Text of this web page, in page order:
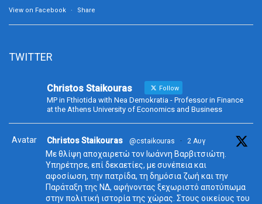
View on Facebook · Share
TWITTER
Christos Staikouras Follow
MP in Fthiotida with Nea Demokratia - Professor in Finance
at the Athens University of Economics and Business
Avatar Christos Staikouras @cstaikouras · 2 Αυγ
Με θλίψη αποχαιρετώ τον Ιωάννη Βαρβιτσιώτη.
Υπηρέτησε, επί δεκαετίες, με συνέπεια και
αφοσίωση, την πατρίδα, τη δημόσια ζωή και την
Παράταξη της ΝΔ, αφήνοντας ξεχωριστό αποτύπωμα
στην πολιτική ιστορία της χώρας. Στους οικείους του